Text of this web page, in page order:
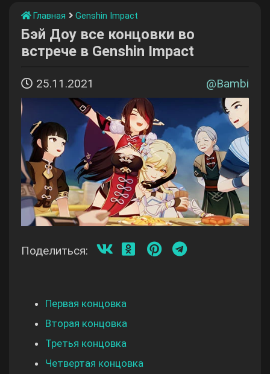
Главная Genshin Impact
Бэй Доу все концовки во
встрече в Genshin Impact
25.11.2021 @Bambi
Поделиться:
Первая концовка
Вторая концовка
Третья концовка
Четвертая концовка